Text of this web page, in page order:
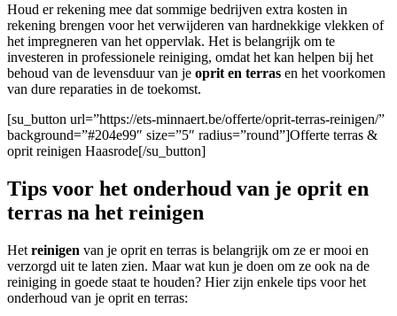
Houd er rekening mee dat sommige bedrijven extra kosten in
rekening brengen voor het verwijderen van hardnekkige vlekken of
het impregneren van het oppervlak. Het is belangrijk om te
investeren in professionele reiniging, omdat het kan helpen bij het
behoud van de levensduur van je oprit en terras en het voorkomen
van dure reparaties in de toekomst.
[su_button url=”https://ets-minnaert.be/offerte/oprit-terras-reinigen/”
background=”#204e99″ size=”5″ radius=”round”]Offerte terras &
oprit reinigen Haasrode[/su_button]
Tips voor het onderhoud van je oprit en
terras na het reinigen
Het reinigen van je oprit en terras is belangrijk om ze er mooi en
verzorgd uit te laten zien. Maar wat kun je doen om ze ook na de
reiniging in goede staat te houden? Hier zijn enkele tips voor het
onderhoud van je oprit en terras: